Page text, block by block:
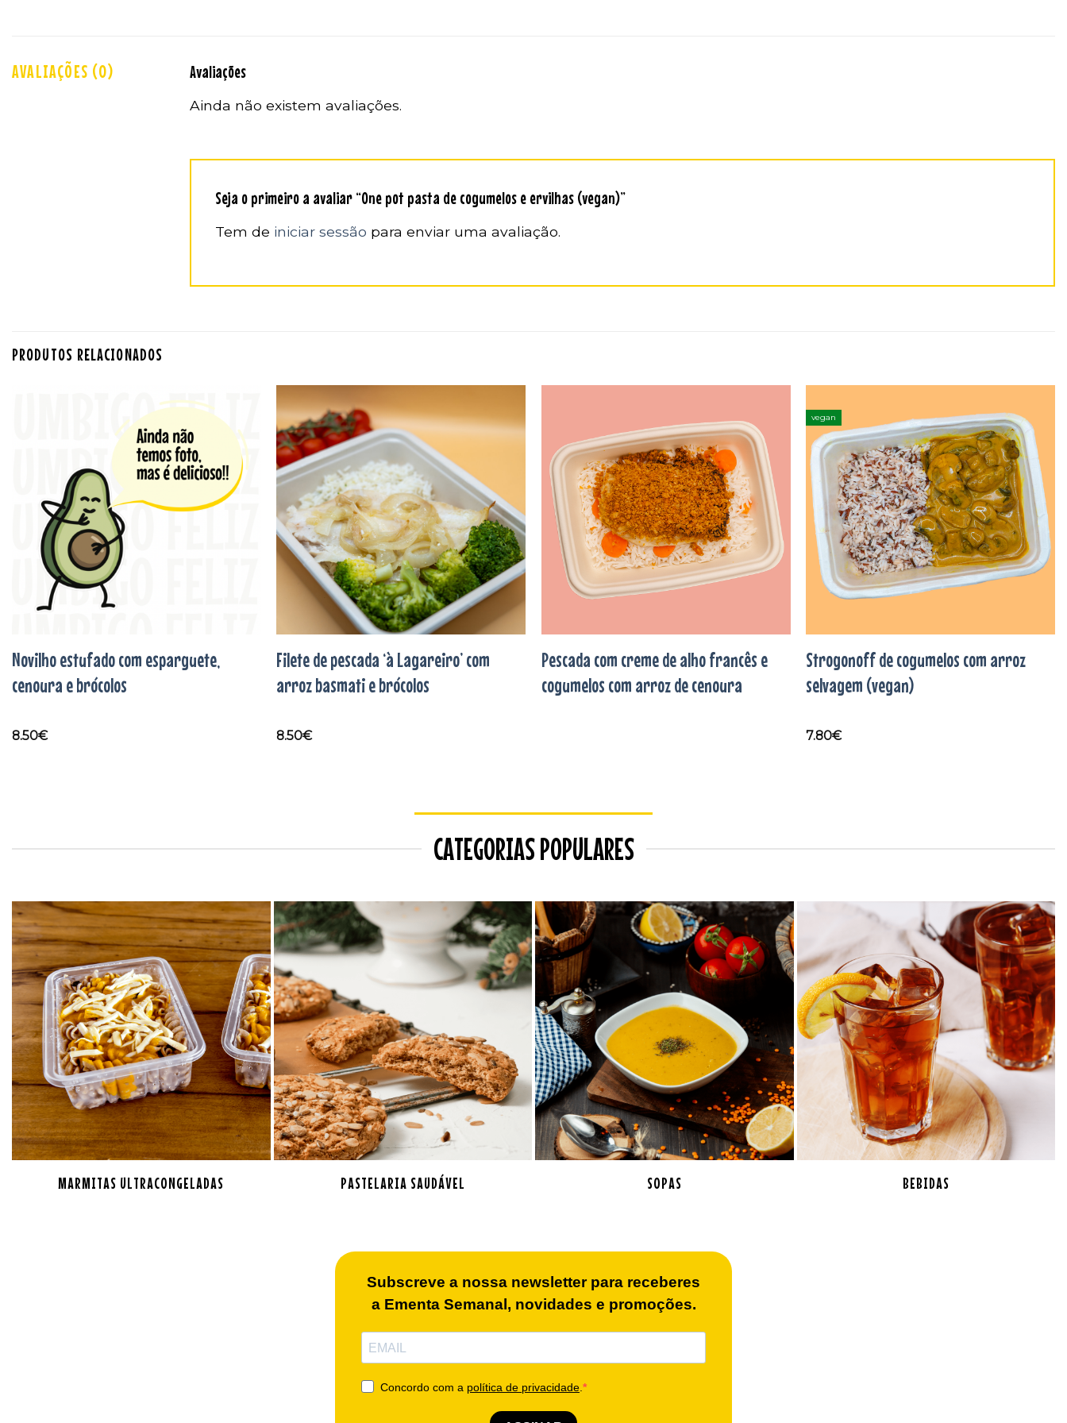
AVALIAÇÕES (0) Avaliações
Ainda não existem avaliações.
Seja o primeiro a avaliar “One pot pasta de cogumelos e ervilhas (vegan)”
Tem de iniciar sessão para enviar uma avaliação.
PRODUTOS RELACIONADOS
Adicionar
favoritos
Novilho estufado com esparguete,
cenoura e brócolos
8.50€
Filete de pescada ‘à Lagareiro’ com
arroz basmati e brócolos
8.50€
Adicionar
aos
favoritos
Pescada com creme de alho francês e
cogumelos com arroz de cenoura
vegan
Adicionar
aos
favoritos
Strogonoff de cogumelos com arroz
selvagem (vegan)
7.80€
CATEGORIAS POPULARES
MARMITAS ULTRACONGELADAS PASTELARIA SAUDÁVEL SOPAS BEBIDAS